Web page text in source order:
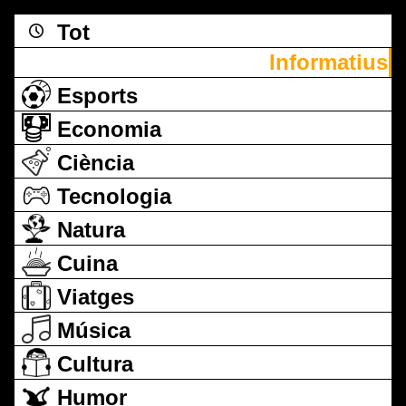
Tot
Informatius
Esports
Economia
Ciència
Tecnologia
Natura
Cuina
Viatges
Música
Cultura
Humor